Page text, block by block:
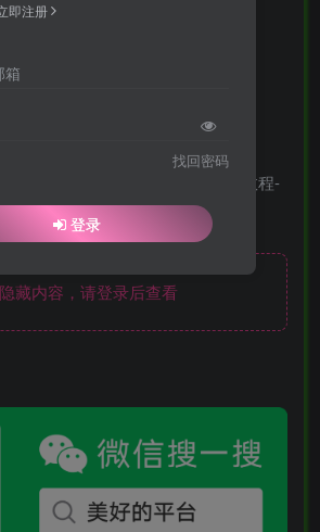
比较舒服，游戏重要有
隐藏内容，请登录后查看
即注册
箱
找回密码
登录